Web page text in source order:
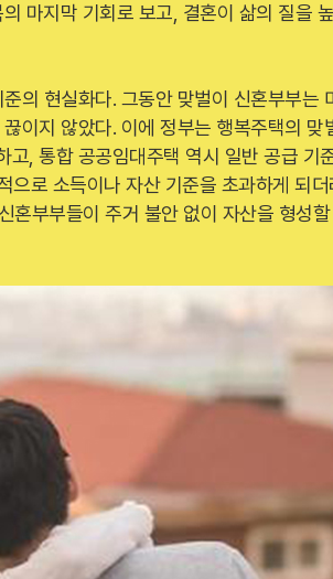
마지막 기회로 보고, 결혼이 삶의 질을
의 현실화다. 그동안 맞벌이 신혼부부는
이지 않았다. 이에 정부는 행복주택의 맞
, 통합 공공임대주택 역시 일반 공급 기
으로 소득이나 자산 기준을 초과하게 되
혼부부들이 주거 불안 없이 자산을 형성